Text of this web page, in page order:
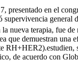
en el
general
nueva terapia, fue
que demuestran una
de acuerdo con